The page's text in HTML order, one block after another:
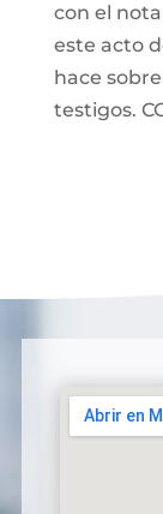
con el
este acto
hace
testigos.